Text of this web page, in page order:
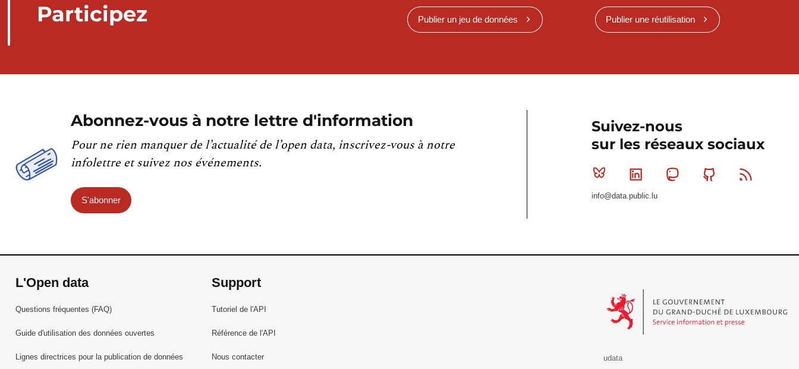
Participez Publier un jeu de données Publier une réutilisation
Abonnez-vous à notre lettre d'information
Pour ne rien manquer de l’actualité de l’open data, inscrivez-vous à notre
infolettre et suivez nos événements.
S'abonner
Suivez-nous
sur les réseaux sociaux
Bluesky Linkedin MastodonGithub
info@data.public.lu
L'Open data
Questions fréquentes (FAQ)
Guide d'utilisation des données ouvertes
Lignes directrices pour la publication de données
Support
Tutoriel de l'API
Référence de l'API
Nous contacter
udata